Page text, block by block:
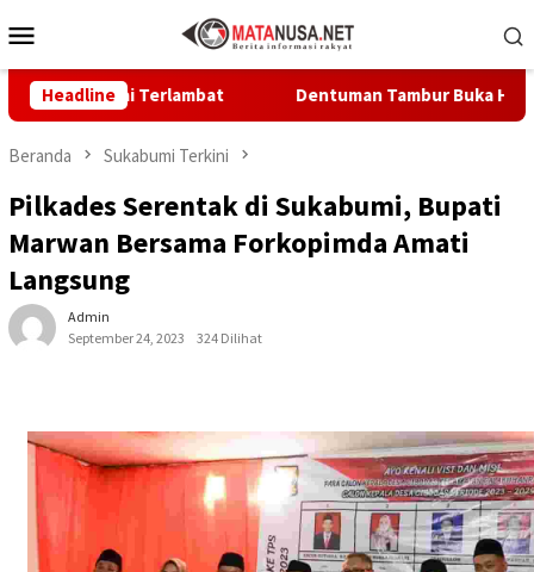
ke
Mobile
Headline
Terlambat Dentuman Tambur Buka Hari Jadi
Beranda Sukabumi Terkini
Pilkades Serentak di Sukabumi, Bupati
Marwan Bersama Forkopimda Amati
Langsung
Admin
September 24, 2023
324 Dilihat